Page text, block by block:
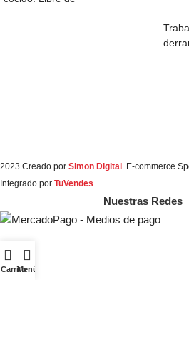
2023 Creado por Simon Digital . E-commerce
Integrado por TuVendes
Nuestras Redes
CarritoMenú